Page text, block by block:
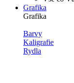
Grafika
Grafika
Barvy
Kaligrafie
Rydla